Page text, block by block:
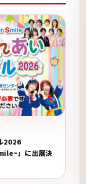
2026
」に出展決